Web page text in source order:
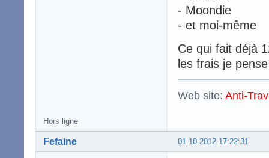
- Moondie
- et moi-même
Ce qui fait déjà
les frais je
Web site: Anti-
Hors ligne
01.10.2012 17:22:31
Fefaine